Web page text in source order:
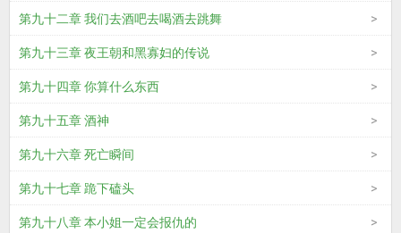
第九十二章 我们去酒吧去喝酒去跳舞
第九十三章 夜王朝和黑寡妇的传说
第九十四章 你算什么东西
第九十五章 酒神
第九十六章 死亡瞬间
第九十七章 跪下磕头
第九十八章 本小姐一定会报仇的